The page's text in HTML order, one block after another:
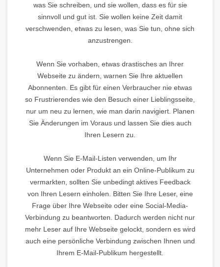
was Sie schreiben, und sie wollen, dass es für sie
sinnvoll und gut ist. Sie wollen keine Zeit damit
verschwenden, etwas zu lesen, was Sie tun, ohne sich
anzustrengen.
Wenn Sie vorhaben, etwas drastisches an Ihrer
Webseite zu ändern, warnen Sie Ihre aktuellen
Abonnenten. Es gibt für einen Verbraucher nie etwas
so Frustrierendes wie den Besuch einer Lieblingsseite,
nur um neu zu lernen, wie man darin navigiert. Planen
Sie Änderungen im Voraus und lassen Sie dies auch
Ihren Lesern zu.
Wenn Sie E-Mail-Listen verwenden, um Ihr
Unternehmen oder Produkt an ein Online-Publikum zu
vermarkten, sollten Sie unbedingt aktives Feedback
von Ihren Lesern einholen. Bitten Sie Ihre Leser, eine
Frage über Ihre Webseite oder eine Social-Media-
Verbindung zu beantworten. Dadurch werden nicht nur
mehr Leser auf Ihre Webseite gelockt, sondern es wird
auch eine persönliche Verbindung zwischen Ihnen und
Ihrem E-Mail-Publikum hergestellt.